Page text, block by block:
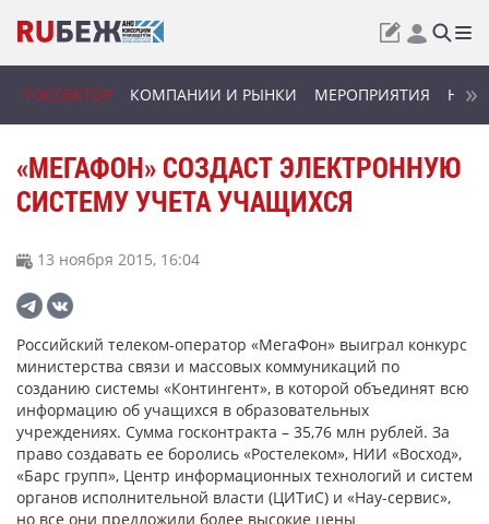
ГОССЕКТОР КОМПАНИИ И РЫНКИ МЕРОПРИЯТИЯ
«МЕГАФОН» СОЗДАСТ ЭЛЕКТРОННУЮ
СИСТЕМУ УЧЕТА УЧАЩИХСЯ
13 ноября 2015, 16:04
Российский телеком-оператор «МегаФон» выиграл конкурс
министерства связи и массовых коммуникаций по
созданию системы «Контингент», в которой объединят всю
информацию об учащихся в образовательных
учреждениях. Сумма госконтракта – 35,76 млн рублей. За
право создавать ее боролись «Ростелеком», НИИ «Восход»,
«Барс групп», Центр информационных технологий и систем
органов исполнительной власти (ЦИТиС) и «Нау-сервис»,
но все они предложили более высокие цены